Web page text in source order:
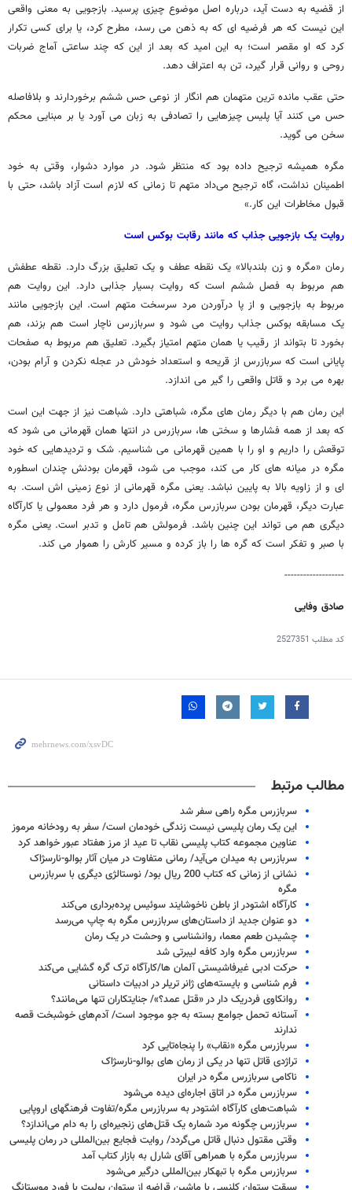
از قضیه به دست آید، درباره اصل موضوع چیزی پرسید. بازجویی به معنی واقعی
این نیست که هر فرضیه ای که به ذهن می رسد، مطرح کرد، یا برای کسی تکرار
کرد که او مقصر است؛ به این امید که بعد از این که چند ساعتی آماج ضربات
روحی و روانی قرار گیرد، تن به اعتراف دهد.
حتی عقب مانده ترین متهمان هم انگار از نوعی حس ششم برخوردارند و بلافاصله
حس می کنند آیا پلیس چیزهایی را تصادفی به زبان می آورد یا بر مبنایی محکم
سخن می گوید.
مگره همیشه ترجیح داده بود که منتظر شود. در موارد دشوار، وقتی به خود
اطمینان نداشت، گاه ترجیح می‌داد متهم تا زمانی که لازم است آزاد باشد، حتی با
قبول مخاطرات این کار.»
روایت یک بازجویی جذاب که مانند رقابت بوکس است
رمان «مگره و زن بلندبالا» یک نقطه عطف و یک تعلیق بزرگ دارد. نقطه عطفش
هم مربوط به فصل ششم است که روایت بسیار جذابی دارد. این روایت هم
مربوط به بازجویی و از پا درآوردن مرد سرسخت متهم است. این بازجویی مانند
یک مسابقه بوکس جذاب روایت می شود و سربازرس ناچار است هم بزند، هم
بخورد تا بتواند از رقیب یا همان متهم امتیاز بگیرد. تعلیق هم مربوط به صفحات
پایانی است که سربازرس از قریحه و استعداد خودش در عجله نکردن و آرام بودن،
بهره می برد و قاتل واقعی را گیر می اندازد.
این رمان هم با دیگر رمان های مگره، شباهتی دارد. شباهت نیز از جهت این است
که بعد از همه فشارها و سختی ها، سربازرس در انتها همان قهرمانی می شود که
توقعش را داریم و او را با همین قهرمانی می شناسیم. شک و تردیدهایی که خود
مگره در میانه های کار می کند، موجب می شود، قهرمان بودنش چندان اسطوره
ای و از زاویه بالا به پایین نباشد. یعنی مگره قهرمانی از نوع زمینی اش است. به
عبارت دیگر، قهرمان بودن سربازرس مگره، فرمول دارد و هر فرد معمولی یا کارآگاه
دیگری هم می تواند این چنین باشد. فرمولش هم تامل و تدبر است. یعنی مگره
با صبر و تفکر است که گره ها را باز کرده و مسیر کارش را هموار می کند.
-------------------
صادق وفایی
کد مطلب 2527351
مطالب مرتبط
سربازرس مگره راهی سفر شد
این یک رمان پلیسی نیست زندگی خودمان است/ سفر به رودخانه مرموز
عناوین مجموعه کتاب پلیسی نقاب تا عید از مرز هفتاد عبور خواهد کرد
سربازرس به میدان می‌آید/ رمانی متفاوت در میان آثار بوالو-نارسژاک
نشانی از زمانی که کتاب 200 ریال بود/ نوستالژی دیگری با سربازرس
مگره
کارآگاه اشتودر از باطن ناخوشایند سوئیس پرده‌برداری می‌کند
دو عنوان جدید از داستان‌های سربازرس مگره به چاپ می‌رسد
چشیدن طعم معما، روانشناسی و وحشت در یک رمان
سربازرس مگره وارد کافه لیبرتی شد
حرکت ادبی غیرفاشیستی آلمان ها/کارآگاه ترک گره گشایی می‌کند
فرم شناسی و بایسته‌های ژانر تریلر در ادبیات داستانی
روانکاوی فردریک دار در «قتل عمد؟»/ جنایتکاران تنها می‌مانند؟
آستانه تحمل جوامع بسته به جو موجود است/ آدم‌های خوشبخت قصه
ندارند
سربازرس مگره «نقاب» را پنجاه‌تایی کرد
تراژدی قاتل تنها در یکی از رمان های بوالو-نارسژاک
ناکامی سربازرس مگره در ایران
سربازرس مگره در اتاق اجار‌ه‌ای دیده می‌شود
شباهت‌های کارآگاه اشتودر به سربازرس مگره/تفاوت فرهنگهای اروپایی
سربازرس چگونه مرد شماره یک قتل‌های زنجیره‌ای را به دام می‌اندازد؟
وقتی مقتول دنبال قاتل می‌گردد/ روایت فجایع بین‌المللی در رمان پلیسی
سربازرس مگره با همراهی آقای شارل به بازار کتاب آمد
سربازرس مگره با تبهکار بین‌المللی درگیر می‌شود